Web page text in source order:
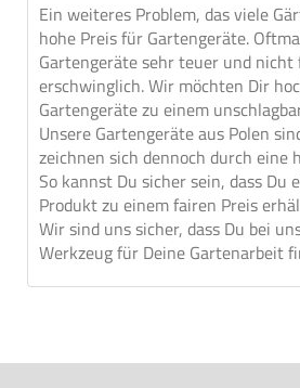
Ein weiteres Problem, das viele
hohe Preis für Gartengeräte.
Gartengeräte sehr teuer und nicht
erschwinglich. Wir möchten Dir
Gartengeräte zu einem
Unsere Gartengeräte aus Polen
zeichnen sich dennoch durch eine
So kannst Du sicher sein, dass Du
Produkt zu einem fairen Preis
Wir sind uns sicher, dass Du bei
Werkzeug für Deine Gartenarbeit